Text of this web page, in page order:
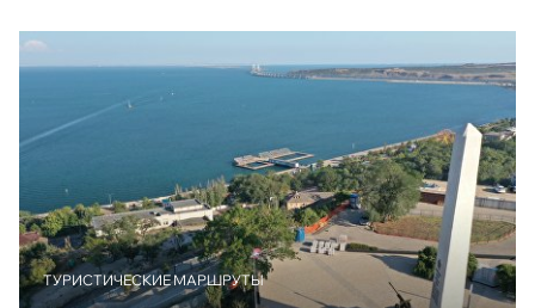
ТУРИСТИЧЕСКИЕ МАРШРУТЫ